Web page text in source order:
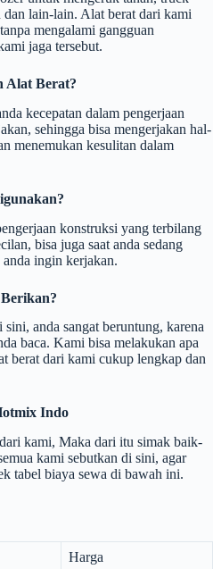
lain-lain. Alat berat dari kami
mengalami gangguan
jaga tersebut.
Alat Berat?
kecepatan dalam pengerjaan
sehingga bisa mengerjakan hal-
menemukan kesulitan dalam
konstruksi yang terbilang
bisa juga saat anda sedang
ingin kerjakan.
anda sangat beruntung, karena
baca. Kami bisa melakukan apa
berat dari kami cukup lengkap dan
Indo
kami, Maka dari itu simak baik-
kami sebutkan di sini, agar
tabel biaya sewa di bawah ini.
Harga